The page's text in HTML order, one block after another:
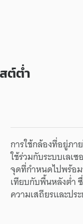
ต์ต่ำ
การใช้กล้องที่อยู่ภา
ใช้ร่วมกับระบบเลเ
จุดที่กำหนดไปพร้อ
เทียบกับพื้นหลังต่ำ
ความเสถียรและปร